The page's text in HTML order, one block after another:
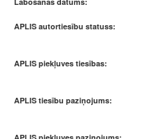
APLIS autortiesību statuss:
APLIS piekļuves tiesības:
APLIS tiesību paziņojums: